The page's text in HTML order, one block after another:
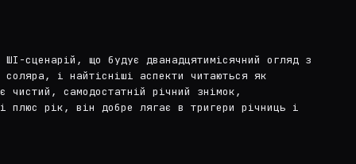
сценарій, що будує дванадцятимісячний огляд з
і найтісніші аспекти читаються як
самодостатній річний знімок,
плюс рік, він добре лягає в тригери річниць і